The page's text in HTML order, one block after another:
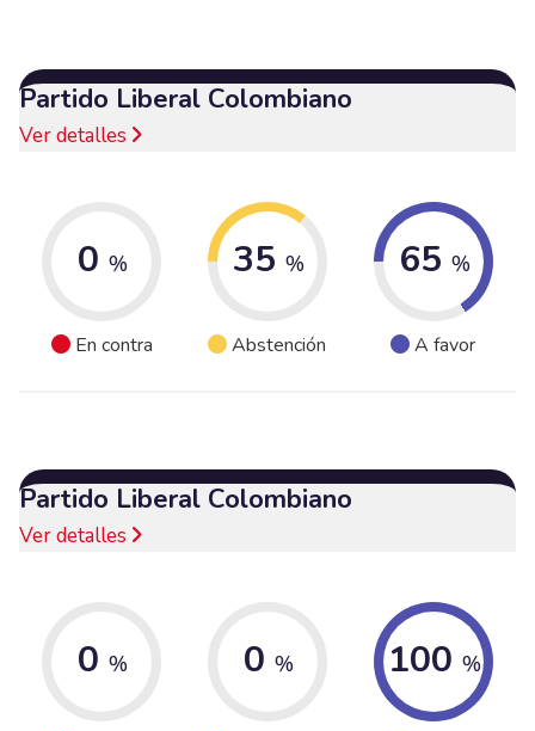
Partido Liberal Colombiano
Ver detalles
0 %
En contra
35 %
Abstención
65 %
A favor
Partido Liberal Colombiano
Ver detalles
0 % 0 % 100 %